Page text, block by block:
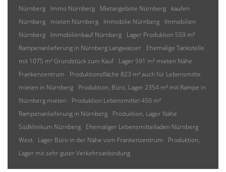
Nürnberg
Immo Nürnberg Mietangebote Nürnberg
kaufen
Nürnberg
mieten Nürnberg Immobilie Nürnberg
Immobilien
Nürnberg
Immobilienkauf Nürnberg
Lager Produktion 559 m²
Rampenanlieferung in Nürnberg Langwasser
Ehemalige Tankstelle
mit 1075 m² Grundstück zum Kauf
Lager 591 m² mieten Nähe
Frankenzentrum
Produktionsfläche 823 m² auch für Lebensmitte
mieten in Nürnberg
Produktion, Büro, Lager 2354 m² mit Rampe in
Nürnberg mieten
Produktion Lebensmittel 450 m²
Rampenanlieferung in Nürnberg
Produktion, Lager Nähe
Südklinikum Nürnberg
Ehemaliger Lebensmittelladen Nürnberg
West
Lager Büro in der Nähe vom Frankenzentrum
Produktion,
Lager mit sehr guter Verkehrsanbindung